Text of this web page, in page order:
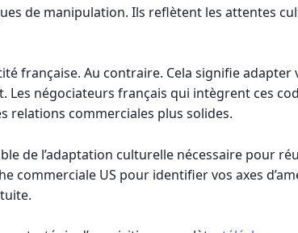
de manipulation. Ils reflètent les attentes
française. Au contraire. Cela signifie
Les négociateurs français qui intègrent ces
relations commerciales plus solides.
de l’adaptation culturelle nécessaire pour
commerciale US pour identifier vos axes